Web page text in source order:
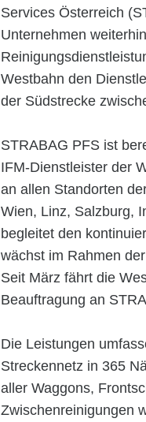
Services Österreich
Unternehmen
Westbahn den
der Südstrecke
STRABAG PFS ist
IFM-Dienstleister der
an allen Standorten
Wien, Linz, Salzburg,
begleitet den
wächst im Rahmen
Seit März fährt die
Beauftragung an
Die Leistungen
Streckennetz in 365
aller Waggons,
Zwischenreinigungen